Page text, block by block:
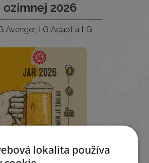
ozimnej 2026
Avenger, LG Adapt a LG
lokalita používa